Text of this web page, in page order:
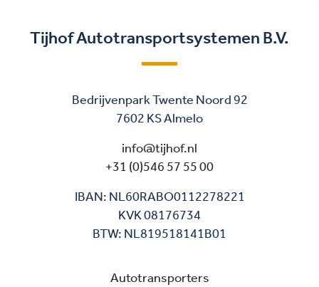
Tijhof Autotransportsystemen B.V.
Bedrijvenpark Twente Noord 92
7602 KS Almelo
info@tijhof.nl
+31 (0)546 57 55 00
IBAN: NL60RABO0112278221
KVK 08176734
BTW: NL819518141B01
Autotransporters